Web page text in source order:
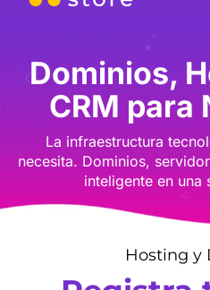
Dominios,
CRM para
La infraestructura
necesita. Dominios,
inteligente en una
Hosting y